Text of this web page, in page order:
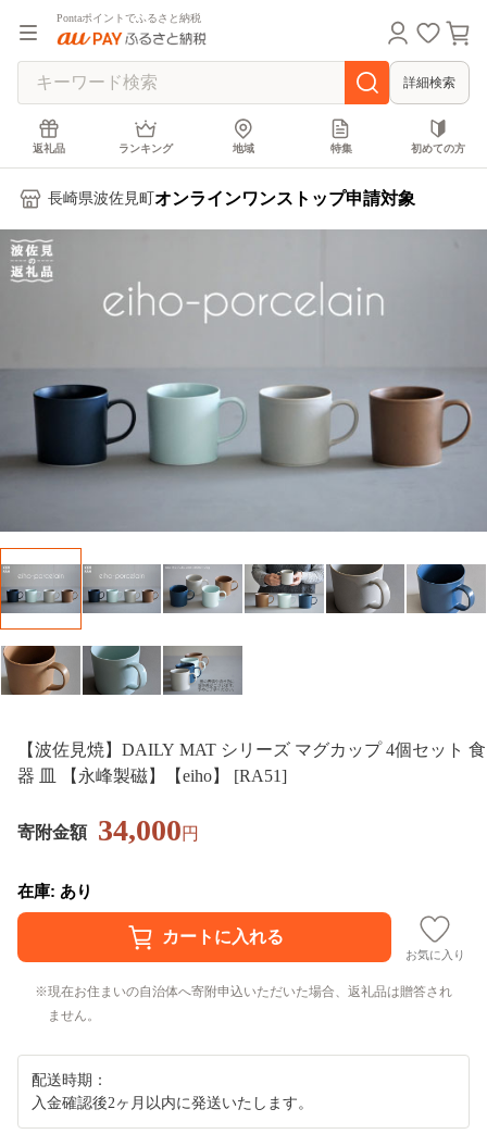
Pontaポイントでふるさと納税
詳細検索
返礼品 ランキング 地域 特集 初めての方
長崎県波佐見町 オンラインワンストップ申請対象
【波佐見焼】DAILY MAT シリーズ マグカップ 4個セット 食
器 皿 【永峰製磁】【eiho】 [RA51]
寄附金額 34,000円
在庫: あり
お気に入り
現在お住まいの自治体へ寄附申込いただいた場合、返礼品は贈答され
ません。
配送時期：
入金確認後2ヶ月以内に発送いたします。